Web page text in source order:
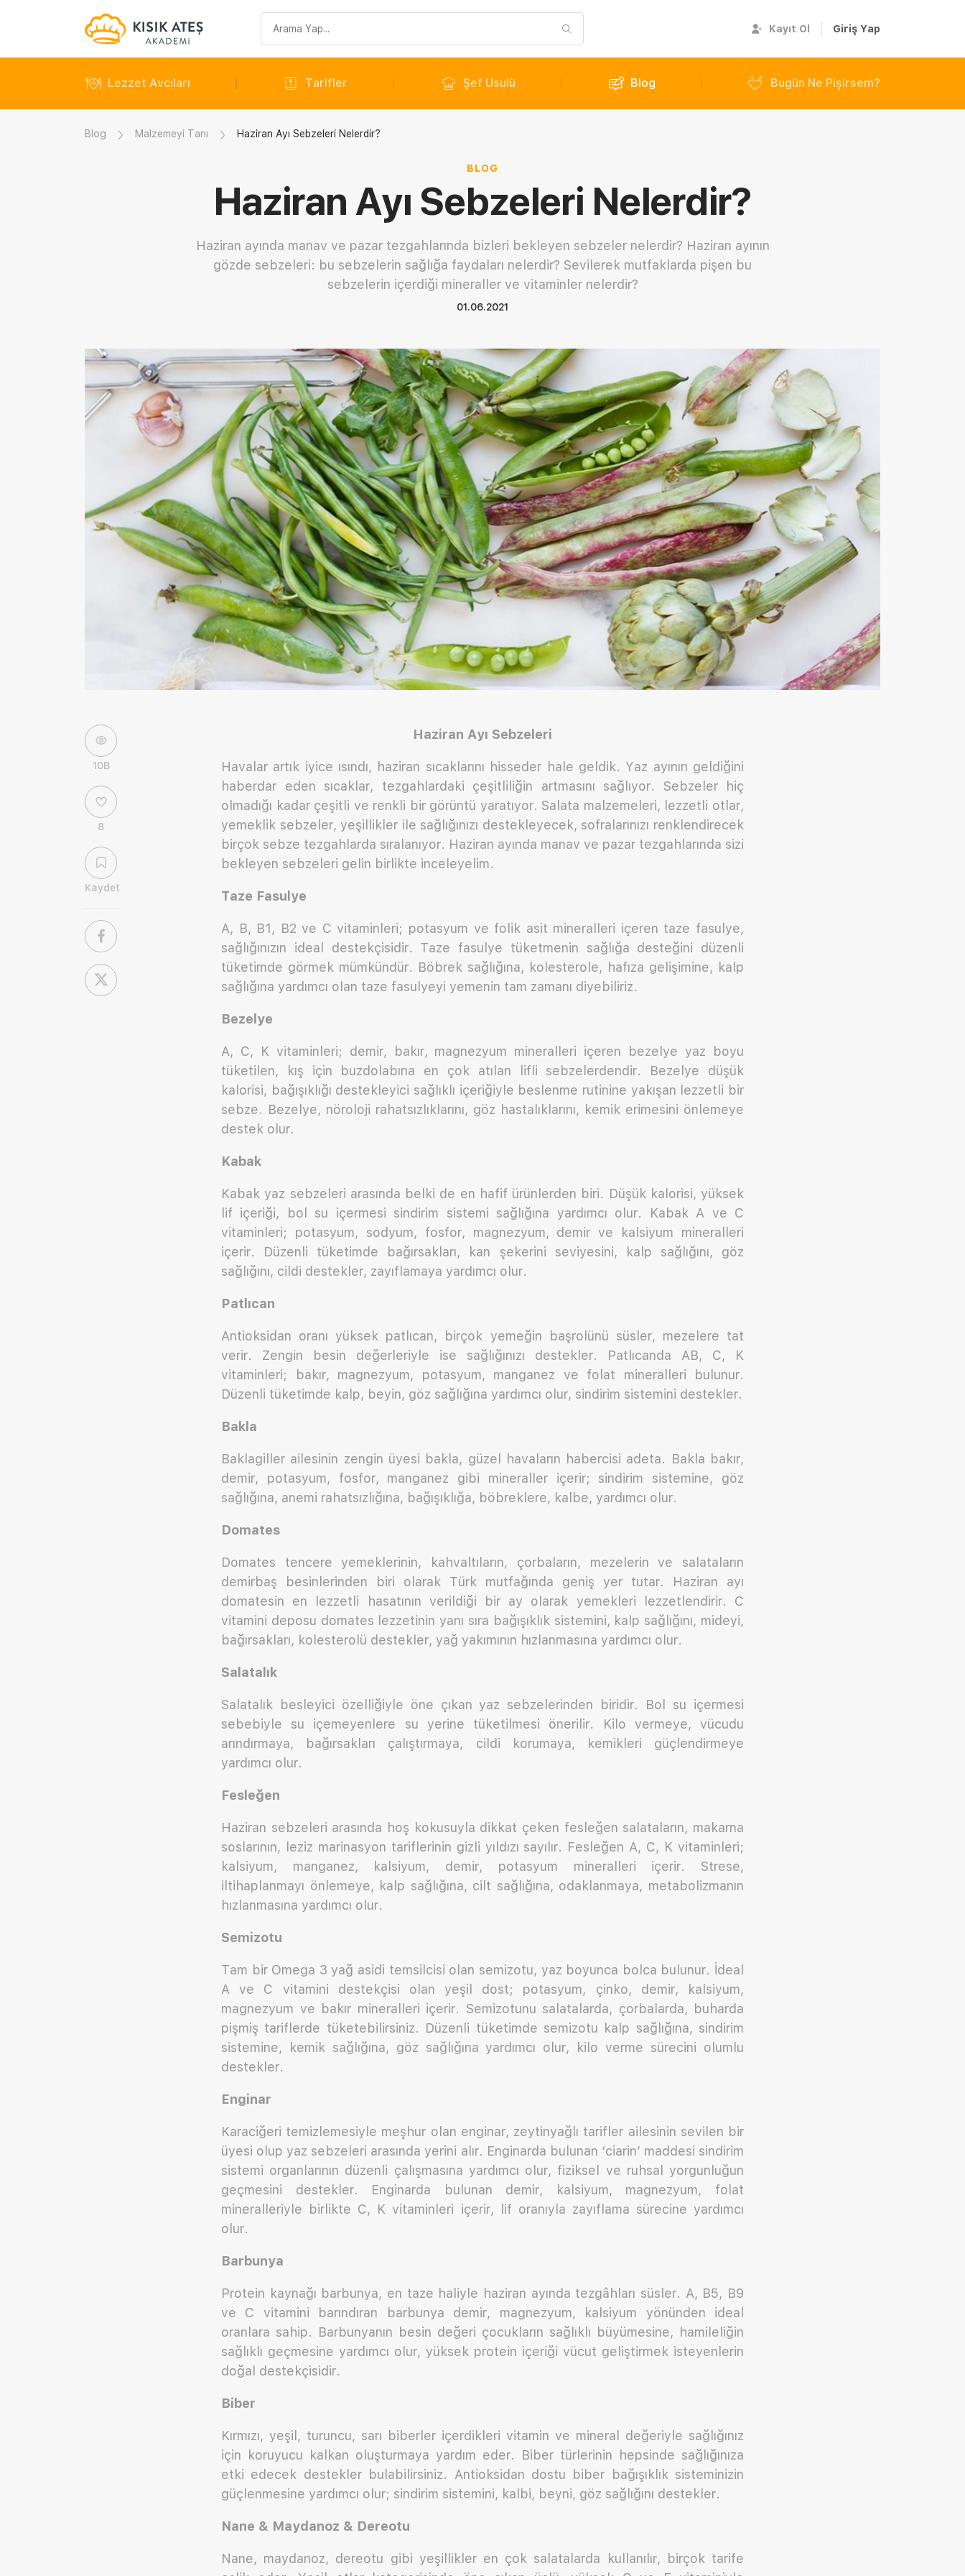
sorgusu
Kayıt Ol Giriş Yap
Lezzet Avcıları Tarifler Şef Usulü Blog Bugün Ne Pişirsem?
Blog Malzemeyi Tanı Haziran Ayı Sebzeleri Nelerdir?
BLOG
Haziran Ayı Sebzeleri Nelerdir?
Haziran ayında manav ve pazar tezgahlarında bizleri bekleyen sebzeler nelerdir? Haziran ayının
gözde sebzeleri: bu sebzelerin sağlığa faydaları nelerdir? Sevilerek mutfaklarda pişen bu
sebzelerin içerdiği mineraller ve vitaminler nelerdir?
01.06.2021
10B
8
Kaydet
Haziran Ayı Sebzeleri
Havalar artık iyice ısındı, haziran sıcaklarını hisseder hale geldik. Yaz ayının geldiğini
haberdar eden sıcaklar, tezgahlardaki çeşitliliğin artmasını sağlıyor. Sebzeler hiç
olmadığı kadar çeşitli ve renkli bir görüntü yaratıyor. Salata malzemeleri, lezzetli otlar,
yemeklik sebzeler, yeşillikler ile sağlığınızı destekleyecek, sofralarınızı renklendirecek
birçok sebze tezgahlarda sıralanıyor. Haziran ayında manav ve pazar tezgahlarında sizi
bekleyen sebzeleri gelin birlikte inceleyelim.
Taze Fasulye
A, B, B1, B2 ve C vitaminleri; potasyum ve folik asit mineralleri içeren taze fasulye,
sağlığınızın ideal destekçisidir. Taze fasulye tüketmenin sağlığa desteğini düzenli
tüketimde görmek mümkündür. Böbrek sağlığına, kolesterole, hafıza gelişimine, kalp
sağlığına yardımcı olan taze fasulyeyi yemenin tam zamanı diyebiliriz.
Bezelye
A, C, K vitaminleri; demir, bakır, magnezyum mineralleri içeren bezelye yaz boyu
tüketilen, kış için buzdolabına en çok atılan lifli sebzelerdendir. Bezelye düşük
kalorisi, bağışıklığı destekleyici sağlıklı içeriğiyle beslenme rutinine yakışan lezzetli bir
sebze. Bezelye, nöroloji rahatsızlıklarını, göz hastalıklarını, kemik erimesini önlemeye
destek olur.
Kabak
Kabak yaz sebzeleri arasında belki de en hafif ürünlerden biri. Düşük kalorisi, yüksek
lif içeriği, bol su içermesi sindirim sistemi sağlığına yardımcı olur. Kabak A ve C
vitaminleri; potasyum, sodyum, fosfor, magnezyum, demir ve kalsiyum mineralleri
içerir. Düzenli tüketimde bağırsakları, kan şekerini seviyesini, kalp sağlığını, göz
sağlığını, cildi destekler, zayıflamaya yardımcı olur.
Patlıcan
Antioksidan oranı yüksek patlıcan, birçok yemeğin başrolünü süsler, mezelere tat
verir. Zengin besin değerleriyle ise sağlığınızı destekler. Patlıcanda AB, C, K
vitaminleri; bakır, magnezyum, potasyum, manganez ve folat mineralleri bulunur.
Düzenli tüketimde kalp, beyin, göz sağlığına yardımcı olur, sindirim sistemini destekler.
Bakla
Baklagiller ailesinin zengin üyesi bakla, güzel havaların habercisi adeta. Bakla bakır,
demir, potasyum, fosfor, manganez gibi mineraller içerir; sindirim sistemine, göz
sağlığına, anemi rahatsızlığına, bağışıklığa, böbreklere, kalbe, yardımcı olur.
Domates
Domates tencere yemeklerinin, kahvaltıların, çorbaların, mezelerin ve salataların
demirbaş besinlerinden biri olarak Türk mutfağında geniş yer tutar. Haziran ayı
domatesin en lezzetli hasatının verildiği bir ay olarak yemekleri lezzetlendirir. C
vitamini deposu domates lezzetinin yanı sıra bağışıklık sistemini, kalp sağlığını, mideyi,
bağırsakları, kolesterolü destekler, yağ yakımının hızlanmasına yardımcı olur.
Salatalık
Salatalık besleyici özelliğiyle öne çıkan yaz sebzelerinden biridir. Bol su içermesi
sebebiyle su içemeyenlere su yerine tüketilmesi önerilir. Kilo vermeye, vücudu
arındırmaya, bağırsakları çalıştırmaya, cildi korumaya, kemikleri güçlendirmeye
yardımcı olur.
Fesleğen
Haziran sebzeleri arasında hoş kokusuyla dikkat çeken fesleğen salataların, makarna
soslarının, leziz marinasyon tariflerinin gizli yıldızı sayılır. Fesleğen A, C, K vitaminleri;
kalsiyum, manganez, kalsiyum, demir, potasyum mineralleri içerir. Strese,
iltihaplanmayı önlemeye, kalp sağlığına, cilt sağlığına, odaklanmaya, metabolizmanın
hızlanmasına yardımcı olur.
Semizotu
Tam bir Omega 3 yağ asidi temsilcisi olan semizotu, yaz boyunca bolca bulunur. İdeal
A ve C vitamini destekçisi olan yeşil dost; potasyum, çinko, demir, kalsiyum,
magnezyum ve bakır mineralleri içerir. Semizotunu salatalarda, çorbalarda, buharda
pişmiş tariflerde tüketebilirsiniz. Düzenli tüketimde semizotu kalp sağlığına, sindirim
sistemine, kemik sağlığına, göz sağlığına yardımcı olur, kilo verme sürecini olumlu
destekler.
Enginar
Karaciğeri temizlemesiyle meşhur olan enginar, zeytinyağlı tarifler ailesinin sevilen bir
üyesi olup yaz sebzeleri arasında yerini alır. Enginarda bulunan ‘ciarin’ maddesi sindirim
sistemi organlarının düzenli çalışmasına yardımcı olur, fiziksel ve ruhsal yorgunluğun
geçmesini destekler. Enginarda bulunan demir, kalsiyum, magnezyum, folat
mineralleriyle birlikte C, K vitaminleri içerir, lif oranıyla zayıflama sürecine yardımcı
olur.
Barbunya
Protein kaynağı barbunya, en taze haliyle haziran ayında tezgâhları süsler. A, B5, B9
ve C vitamini barındıran barbunya demir, magnezyum, kalsiyum yönünden ideal
oranlara sahip. Barbunyanın besin değeri çocukların sağlıklı büyümesine, hamileliğin
sağlıklı geçmesine yardımcı olur, yüksek protein içeriği vücut geliştirmek isteyenlerin
doğal destekçisidir.
Biber
Kırmızı, yeşil, turuncu, sarı biberler içerdikleri vitamin ve mineral değeriyle sağlığınız
için koruyucu kalkan oluşturmaya yardım eder. Biber türlerinin hepsinde sağlığınıza
etki edecek destekler bulabilirsiniz. Antioksidan dostu biber bağışıklık sisteminizin
güçlenmesine yardımcı olur; sindirim sistemini, kalbi, beyni, göz sağlığını destekler.
Nane & Maydanoz & Dereotu
Nane, maydanoz, dereotu gibi yeşillikler en çok salatalarda kullanılır, birçok tarife